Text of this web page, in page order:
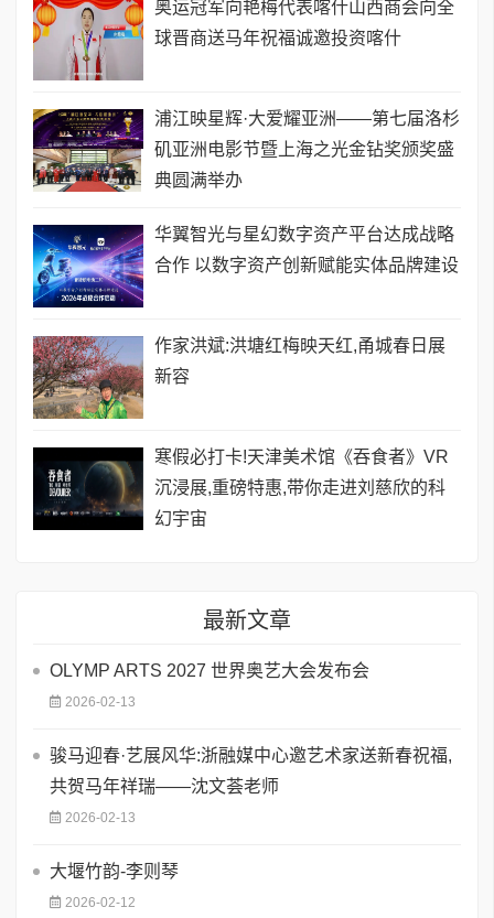
奥运冠军向艳梅代表喀什山西商会向全
球晋商送马年祝福诚邀投资喀什
浦江映星辉·大爱耀亚洲——第七届洛杉
矶亚洲电影节暨上海之光金钻奖颁奖盛
典圆满举办
华翼智光与星幻数字资产平台达成战略
合作 以数字资产创新赋能实体品牌建设
作家洪斌:洪塘红梅映天红,甬城春日展
新容
寒假必打卡!天津美术馆《吞食者》VR
沉浸展,重磅特惠,带你走进刘慈欣的科
幻宇宙
最新文章
OLYMP ARTS 2027 世界奥艺大会发布会
2026-02-13
骏马迎春·艺展风华:浙融媒中心邀艺术家送新春祝福,
共贺马年祥瑞——沈文荟老师
2026-02-13
大堰竹韵-​李则琴
2026-02-12